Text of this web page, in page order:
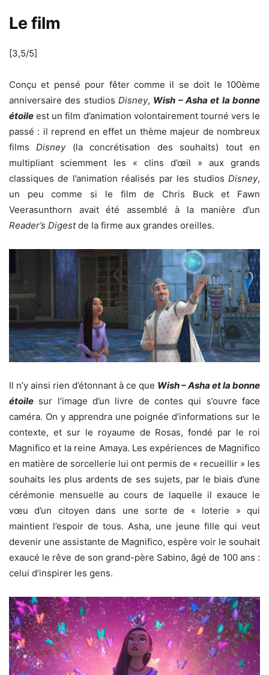
Le film
[3,5/5]
Conçu et pensé pour fêter comme il se doit le 100ème
anniversaire des studios Disney, Wish – Asha et la bonne
étoile est un film d’animation volontairement tourné vers le
passé : il reprend en effet un thème majeur de nombreux
filmsDisney(la concrétisation des souhaits) tout en
multipliant sciemment les « clins d’œil » aux grands
classiques de l’animation réalisés par les studios Disney,
un peu comme si le film de Chris Buck et Fawn
Veerasunthorn avait été assemblé à la manière d’un
Reader’s Digestde la firme aux grandes oreilles.
Il n’y ainsi rien d’étonnant à ce que Wish – Asha et la bonne
étoile sur l’image d’un livre de contes qui s’ouvre face
caméra. On y apprendra une poignée d’informations sur le
contexte, et sur le royaume de Rosas, fondé par le roi
Magnifico et la reine Amaya. Les expériences de Magnifico
en matière de sorcellerie lui ont permis de « recueillir » les
souhaits les plus ardents de ses sujets, par le biais d’une
cérémonie mensuelle au cours de laquelle il exauce le
vœu d’un citoyen dans une sorte de « loterie » qui
maintient l’espoir de tous. Asha, une jeune fille qui veut
devenir une assistante de Magnifico, espère voir le souhait
exaucé le rêve de son grand-père Sabino, âgé de 100 ans :
celui d’inspirer les gens.